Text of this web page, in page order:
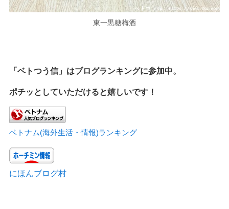
東一黒糖梅酒
「ベトつう信」はブログランキングに参加中。
ポチッとしていただけると嬉しいです！
ベトナム(海外生活・情報)ランキング
にほんブログ村